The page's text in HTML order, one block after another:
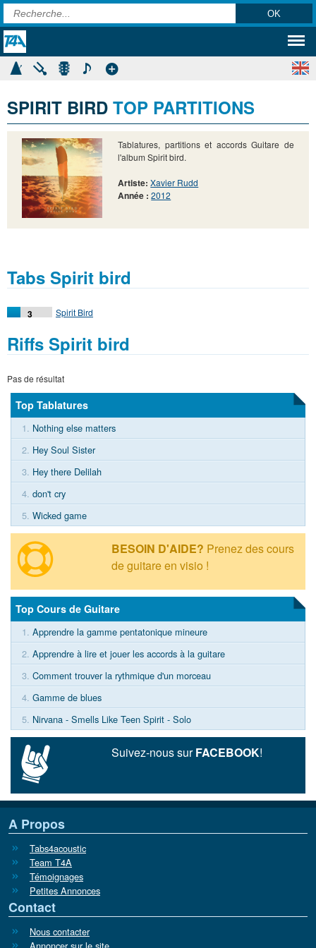
SPIRIT BIRD TOP PARTITIONS
Tablatures, partitions et accords Guitare de
l'album Spirit bird.
Artiste:Xavier Rudd
Année : 2012
Tabs Spirit bird
3 Spirit Bird
Riffs Spirit bird
Pas de résultat
Top Tablatures
1. Nothing else matters
2. Hey Soul Sister
3. Hey there Delilah
4. don't cry
5. Wicked game
BESOIN D'AIDE? Prenez des cours
de guitare en visio !
Top Cours de Guitare
1. Apprendre la gamme pentatonique mineure
2. Apprendre à lire et jouer les accords à la guitare
3. Comment trouver la rythmique d'un morceau
4. Gamme de blues
5. Nirvana - Smells Like Teen Spirit - Solo
Suivez-nous surFACEBOOK!
A Propos
Tabs4acoustic
Team T4A
Témoignages
Petites Annonces
Contact
Nous contacter